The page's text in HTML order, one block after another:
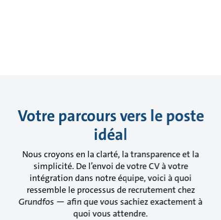
Votre parcours vers le poste
idéal
Nous croyons en la clarté, la transparence et la
simplicité. De l’envoi de votre CV à votre
intégration dans notre équipe, voici à quoi
ressemble le processus de recrutement chez
Grundfos — afin que vous sachiez exactement à
quoi vous attendre.